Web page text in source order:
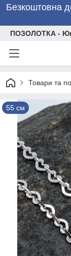
Безкоштовна
ПОЗОЛОТКА -
Товари та
55 см